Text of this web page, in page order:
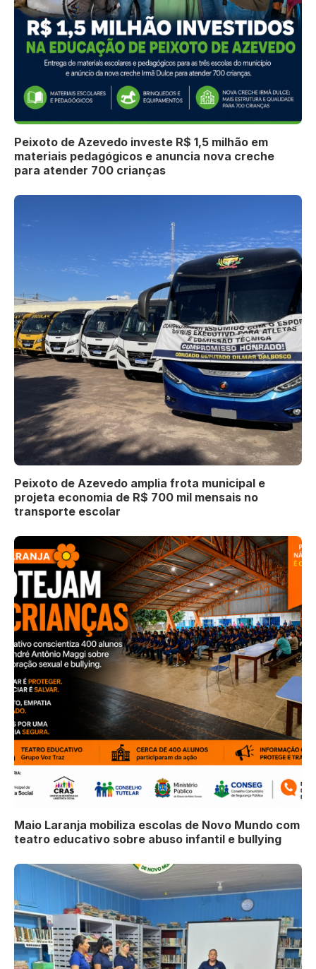
Peixoto de Azevedo investe R$ 1,5 milhão em
materiais pedagógicos e anuncia nova creche
para atender 700 crianças
Peixoto de Azevedo amplia frota municipal e
projeta economia de R$ 700 mil mensais no
transporte escolar
Maio Laranja mobiliza escolas de Novo Mundo com
teatro educativo sobre abuso infantil e bullying